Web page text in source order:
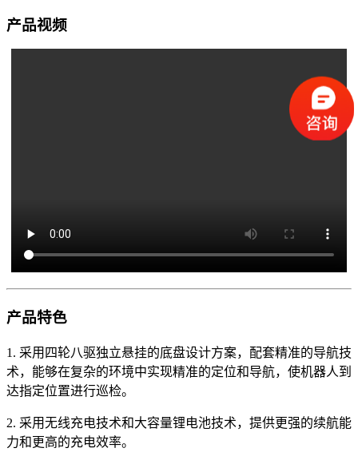
产品视频
产品特色
1. 采用四轮八驱独立悬挂的底盘设计方案，配套精准的导航技
术，能够在复杂的环境中实现精准的定位和导航，使机器人到
达指定位置进行巡检。
2. 采用无线充电技术和大容量锂电池技术，提供更强的续航能
力和更高的充电效率。